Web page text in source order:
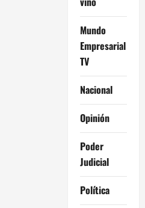
Mundo
Empresarial
TV
Nacional
Opinión
Poder
Judicial
Política